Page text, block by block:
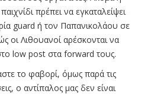
πρέπει να εγκαταλείψει
guard ή τον Παπανικολάου σε
οι Λιθουανοί αρέσκονται να
low post στα forward τους.
το φαβορί, όμως παρά τις
ο αντίπαλος μας δεν είναι